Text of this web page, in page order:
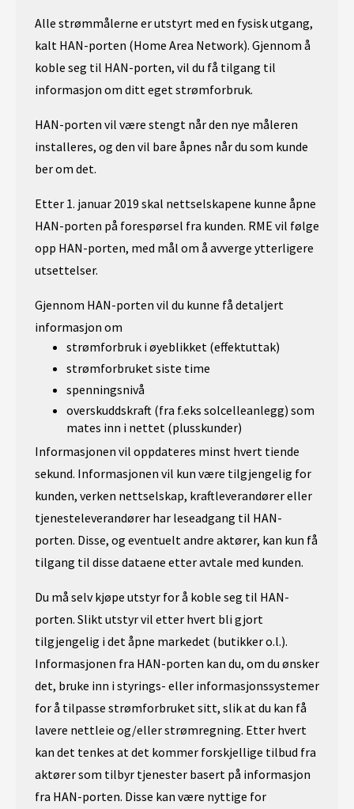
Alle strømmålerne er utstyrt med en fysisk utgang,
kalt HAN-porten (Home Area Network). Gjennom å
koble seg til HAN-porten, vil du få tilgang til
informasjon om ditt eget strømforbruk.
HAN-porten vil være stengt når den nye måleren
installeres, og den vil bare åpnes når du som kunde
ber om det.
Etter 1. januar 2019 skal nettselskapene kunne åpne
HAN-porten på forespørsel fra kunden. RME vil følge
opp HAN-porten, med mål om å avverge ytterligere
utsettelser.
Gjennom HAN-porten vil du kunne få detaljert
informasjon om
strømforbruk i øyeblikket (effektuttak)
strømforbruket siste time
spenningsnivå
overskuddskraft (fra f.eks solcelleanlegg) som
mates inn i nettet (plusskunder)
Informasjonen vil oppdateres minst hvert tiende
sekund. Informasjonen vil kun være tilgjengelig for
kunden, verken nettselskap, kraftleverandører eller
tjenesteleverandører har leseadgang til HAN-
porten. Disse, og eventuelt andre aktører, kan kun få
tilgang til disse dataene etter avtale med kunden.
Du må selv kjøpe utstyr for å koble seg til HAN-
porten. Slikt utstyr vil etter hvert bli gjort
tilgjengelig i det åpne markedet (butikker o.l.).
Informasjonen fra HAN-porten kan du, om du ønsker
det, bruke inn i styrings- eller informasjonssystemer
for å tilpasse strømforbruket sitt, slik at du kan få
lavere nettleie og/eller strømregning. Etter hvert
kan det tenkes at det kommer forskjellige tilbud fra
aktører som tilbyr tjenester basert på informasjon
fra HAN-porten. Disse kan være nyttige for